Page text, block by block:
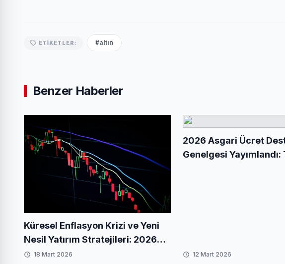
ETIKETLER: #altın
Benzer Haberler
Küresel Enflasyon Krizi ve Yeni
Nesil Yatırım Stratejileri: 2026
Beklentileri
18 Mart 2026
2026 Asgari Ücret
Genelgesi Yayımlandı:
12 Mart 2026